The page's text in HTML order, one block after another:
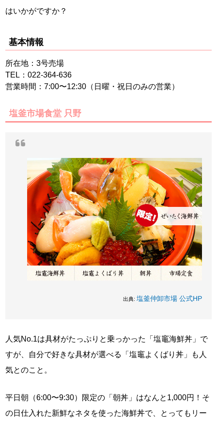
はいかがですか？
基本情報
所在地：3号売場
TEL：022-364-636
営業時間：7:00〜12:30（日曜・祝日のみの営業）
塩釜市場食堂 只野
出典: 塩釜仲卸市場 公式HP
人気No.1は具材がたっぷりと乗っかった「塩竈海鮮丼」で
すが、自分で好きな具材が選べる「塩竈よくばり丼」も人
気とのこと。
平日朝（6:00〜9:30）限定の「朝丼」はなんと1,000円！そ
の日仕入れた新鮮なネタを使った海鮮丼で、とってもリー